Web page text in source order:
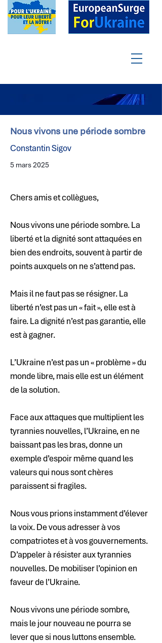
Nous vivons une période sombre
Constantin Sigov
5 mars 2025
Chers amis et collègues,
Nous vivons une période sombre. La
liberté et la dignité sont attaquées en
bien des endroits, souvent à partir de
points auxquels on ne s’attend pas.
Mais il ne faut pas se résigner. La
liberté n’est pas un « fait », elle est à
faire. La dignité n’est pas garantie, elle
est à gagner.
L’Ukraine n’est pas un « problème » du
monde libre, mais elle est un élément
de la solution.
Face aux attaques que multiplient les
tyrannies nouvelles, l’Ukraine, en ne
baissant pas les bras, donne un
exemple d’espoir même quand les
valeurs qui nous sont chères
paraissent si fragiles.
Nous vous prions instamment d’élever
la voix. De vous adresser à vos
compatriotes et à vos gouvernements.
D’appeler à résister aux tyrannies
nouvelles. De mobiliser l’opinion en
faveur de l’Ukraine.
Nous vivons une période sombre,
mais le jour nouveau ne pourra se
lever que si nous luttons ensemble.